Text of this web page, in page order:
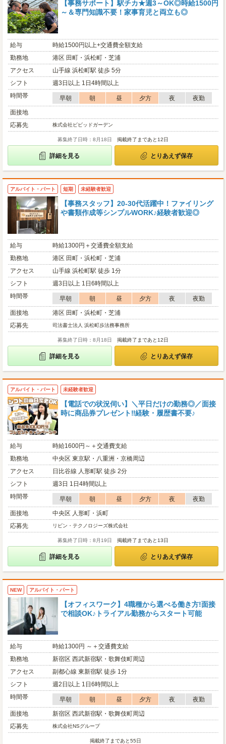
【事務サポート】駅チカ★週3～OK◎時給1500円
～＆専門知識不要！家事育児と両立も◎
給与
時給1500円以上+交通費全額支給
勤務地
港区 田町・浜松町・芝浦
アクセス
山手線 浜松町駅 徒歩 5分
シフト
週3日以上 1日4時間以上
時間帯
早朝 朝 昼 夕方 夜
夜勤
面接地
応募先
株式会社ビビッドガーデン
募集終了日時：8月18日 掲載終了まであと12日
詳細を見る とりあえず保存
アルバイト・パート 短期 未経験者歓迎
【事務スタッフ】20-30代活躍中！ファイリング
や書類作成等シンプルWORK♪経験者歓迎◎
給与
時給1300円＋交通費全額支給
勤務地
港区 田町・浜松町・芝浦
アクセス
山手線 浜松町駅 徒歩 1分
シフト
週3日以上 1日6時間以上
時間帯
早朝 朝 昼 夕方 夜
夜勤
面接地
港区 田町・浜松町・芝浦
応募先
司法書士法人 浜松町歩法務事務所
募集終了日時：8月18日 掲載終了まであと12日
詳細を見る とりあえず保存
アルバイト・パート 未経験者歓迎
【電話での状況伺い】＼平日だけの勤務◎／面接
時に商品券プレゼント‼経験・履歴書不要♪
給与
時給1600円～＋交通費支給
勤務地
中央区 東京駅・八重洲・京橋周辺
アクセス
日比谷線 人形町駅 徒歩 2分
シフト
週3日 1日4時間以上
時間帯
早朝 朝 昼 夕方 夜
夜勤
面接地
中央区 人形町・浜町
応募先
リビン・テクノロジーズ株式会社
募集終了日時：8月19日 掲載終了まであと13日
詳細を見る とりあえず保存
NEW アルバイト・パート
【オフィスワーク】4職種から選べる働き方!面接
で相談OK♪トライアル勤務からスタート可能
給与
時給1300円 ～＋交通費支給
勤務地
新宿区 西武新宿駅・歌舞伎町周辺
アクセス
副都心線 東新宿駅 徒歩 1分
シフト
週2日以上 1日6時間以上
時間帯
早朝 朝 昼 夕方 夜
夜勤
面接地
新宿区 西武新宿駅・歌舞伎町周辺
応募先
株式会社NSグループ
掲載終了まであと55日